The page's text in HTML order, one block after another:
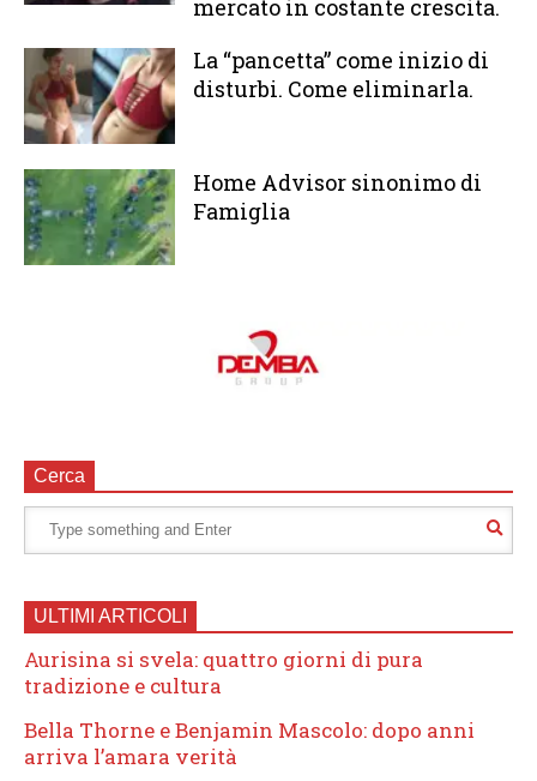
mercato in costante crescita.
La “pancetta” come inizio di
disturbi. Come eliminarla.
Home Advisor sinonimo di
Famiglia
Cerca
ULTIMI ARTICOLI
Aurisina si svela: quattro giorni di pura
tradizione e cultura
Bella Thorne e Benjamin Mascolo: dopo anni
arriva l’amara verità